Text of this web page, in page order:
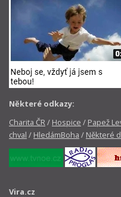
Některé odkazy:
Charita ČR / Hospice / Papež
chval / HledámBoha / Některé
Vira.cz